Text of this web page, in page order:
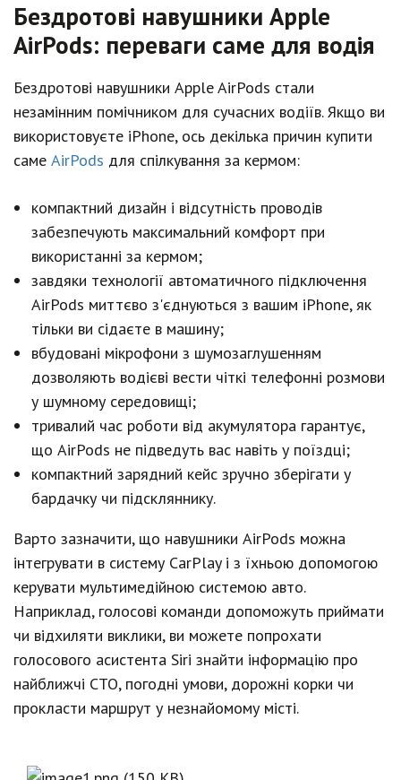
Бездротові навушники Apple
AirPods: переваги саме для водія
Бездротові навушники Apple AirPods стали
незамінним помічником для сучасних водіїв. Якщо ви
використовуєте iPhone, ось декілька причин купити
саме AirPods для спілкування за кермом:
компактний дизайн і відсутність проводів
забезпечують максимальний комфорт при
використанні за кермом;
завдяки технології автоматичного підключення
AirPods миттєво з'єднуються з вашим iPhone, як
тільки ви сідаєте в машину;
вбудовані мікрофони з шумозаглушенням
дозволяють водієві вести чіткі телефонні розмови
у шумному середовищі;
тривалий час роботи від акумулятора гарантує,
що AirPods не підведуть вас навіть у поїздці;
компактний зарядний кейс зручно зберігати у
бардачку чи підскляннику.
Варто зазначити, що навушники AirPods можна
інтегрувати в систему CarPlay і з їхньою допомогою
керувати мультимедійною системою авто.
Наприклад, голосові команди допоможуть приймати
чи відхиляти виклики, ви можете попрохати
голосового асистента Siri знайти інформацію про
найближчі СТО, погодні умови, дорожні корки чи
прокласти маршрут у незнайомому місті.